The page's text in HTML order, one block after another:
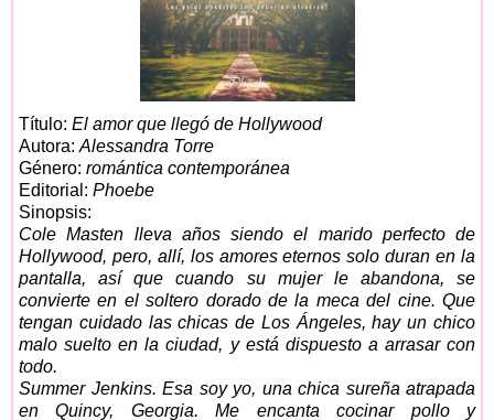
Título: El amor que llegó de Hollywood
Autora: Alessandra Torre
Género: romántica contemporánea
Editorial: Phoebe
Sinopsis:
Cole Masten lleva años siendo el marido perfecto de
Hollywood, pero, allí, los amores eternos solo duran en la
pantalla, así que cuando su mujer le abandona, se
convierte en el soltero dorado de la meca del cine. Que
tengan cuidado las chicas de Los Ángeles, hay un chico
malo suelto en la ciudad, y está dispuesto a arrasar con
todo.
Summer Jenkins. Esa soy yo, una chica sureña atrapada
en Quincy, Georgia. Me encanta cocinar pollo y